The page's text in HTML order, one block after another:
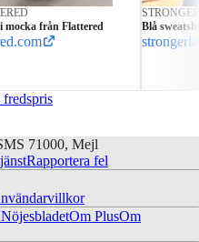
mocka från Flattered
STRONGER
Blå
71000, Mejl
Rapportera fel
Om PlusOm